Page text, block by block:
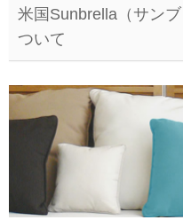
米国Sunbrella（サン
ついて